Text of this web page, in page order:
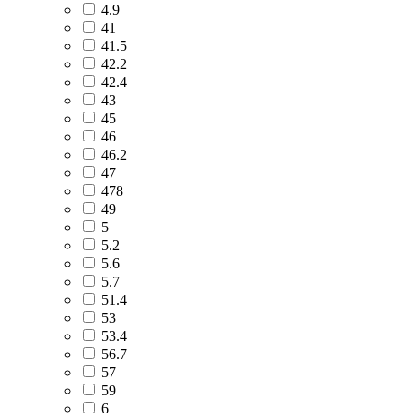
4.9
41
41.5
42.2
42.4
43
45
46
46.2
47
478
49
5
5.2
5.6
5.7
51.4
53
53.4
56.7
57
59
6